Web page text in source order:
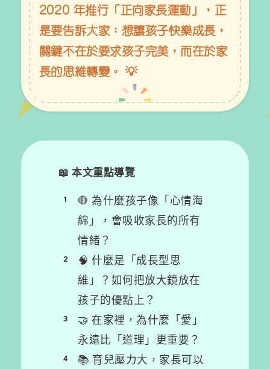
2020 年推行「正向家長運動」，正
是要告訴大家：想讓孩子快樂成長，
關鍵不在於要求孩子完美，而在於家
長的思維轉變。 💡
🛑為什麼孩子像「心情海
綿」，會吸收家長的所有
情緒？
🧠什麼是「成長型思
維」？如何把放大鏡放在
孩子的優點上？
🤝在家裡，為什麼「愛」
永遠比「道理」更重要？
📚 育兒壓力大，家長可以